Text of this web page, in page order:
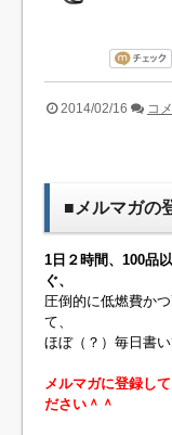
2014/02/16 コ
■メルマガの
1日２時間、100品
ぐ、
圧倒的に低燃費か
て、
ほぼ（？）毎日書い
メルマガに登録し
ださい＾＾